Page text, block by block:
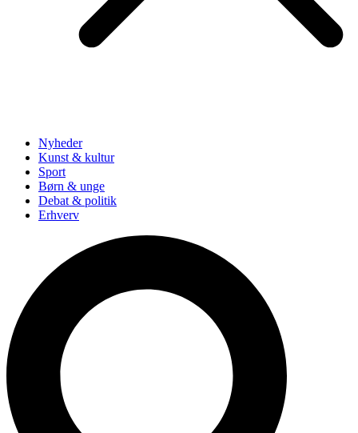
Nyheder
Kunst & kultur
Sport
Børn & unge
Debat & politik
Erhverv